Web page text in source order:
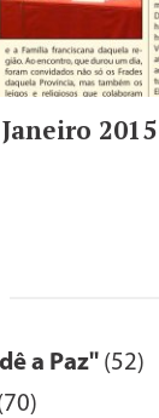
2015
a Paz" (52)